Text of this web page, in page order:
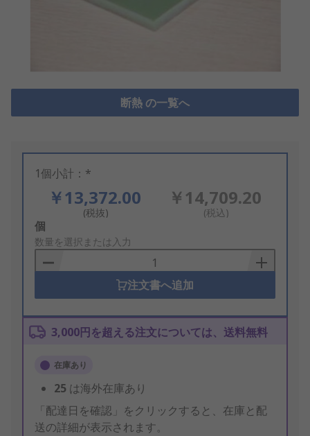
断熱 の一覧へ
1個小計：*
￥13,372.00
(税抜)
￥14,709.20
(税込)
Add
to
Basket
個
数量を選択または入力
注文書へ追加
3,000円を超える注文については、送料無料
在庫あり
25 は海外在庫あり
「配達日を確認」をクリックすると、在庫と配
送の詳細が表示されます。